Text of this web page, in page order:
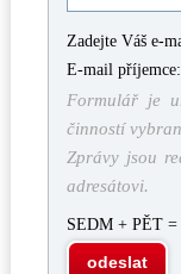
Zadejte Váš e-
E-mail příjemce:
Formulář je
činností
Zprávy jsou
adresátovi.
SEDM + PĚT =
odeslat